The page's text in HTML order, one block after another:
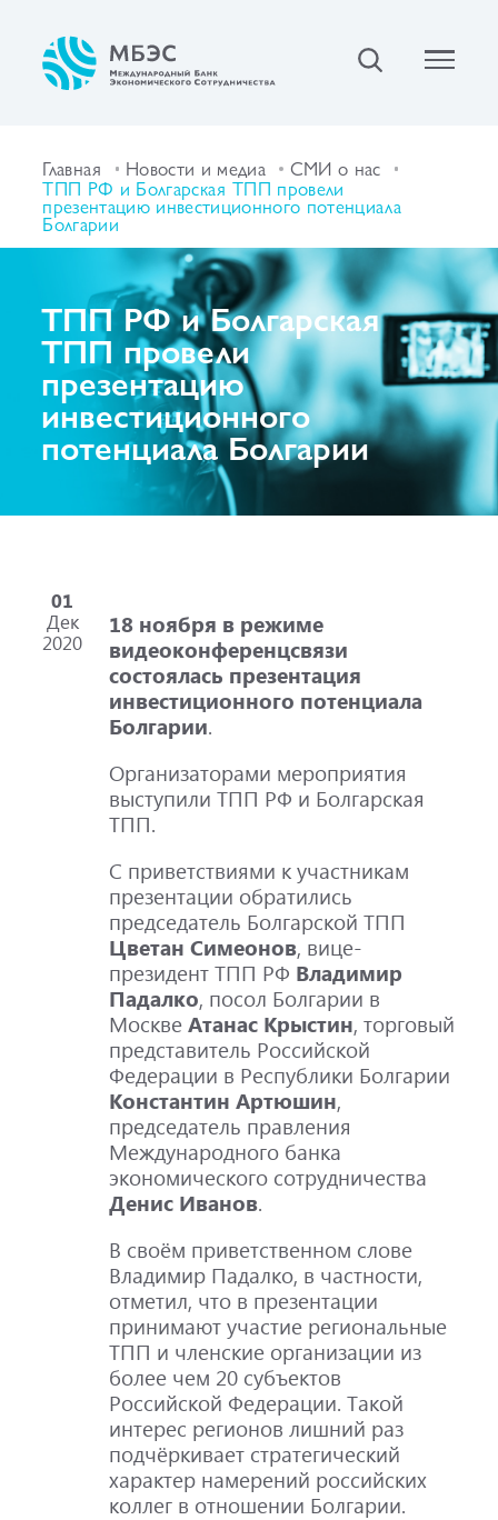
Главная Новости и медиа СМИ о нас
ТПП РФ и Болгарская ТПП провели
презентацию инвестиционного потенциала
Болгарии
ТПП РФ и Болгарская
ТПП провели
презентацию
инвестиционного
потенциала Болгарии
01
Дек
2020
18 ноября в режиме
видеоконференцсвязи
состоялась презентация
инвестиционного потенциала
Болгарии.
Организаторами мероприятия
выступили ТПП РФ и Болгарская
ТПП.
С приветствиями к участникам
презентации обратились
председатель Болгарской ТПП
Цветан Симеонов, вице-
президент ТПП РФ Владимир
Падалко, посол Болгарии в
МосквеАтанас Крыстин, торговый
представитель Российской
Федерации в Республики Болгарии
Константин Артюшин,
председатель правления
Международного банка
экономического сотрудничества
Денис Иванов.
В своём приветственном слове
Владимир Падалко, в частности,
отметил, что в презентации
принимают участие региональные
ТПП и членские организации из
более чем 20 субъектов
Российской Федерации. Такой
интерес регионов лишний раз
подчёркивает стратегический
характер намерений российских
коллег в отношении Болгарии.